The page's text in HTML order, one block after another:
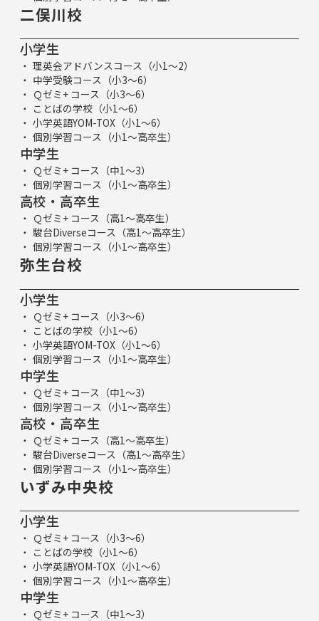
二俣川校
小学生
理英会アドバンスコース（小1～2）
中学受験コース（小3～6）
Ｑゼミ+ コース（小3～6）
ことばの学校（小1～6）
小学英語YOM-TOX（小1～6）
個別学習コース（小1～高卒生）
中学生
Ｑゼミ+ コース（中1～3）
個別学習コース（小1～高卒生）
高校・高卒生
Ｑゼミ+ コース（高1～高卒生）
駿台Diverseコース（高1～高卒生）
個別学習コース（小1～高卒生）
弥生台校
小学生
Ｑゼミ+ コース（小3～6）
ことばの学校（小1～6）
小学英語YOM-TOX（小1～6）
個別学習コース（小1～高卒生）
中学生
Ｑゼミ+ コース（中1～3）
個別学習コース（小1～高卒生）
高校・高卒生
Ｑゼミ+ コース（高1～高卒生）
駿台Diverseコース（高1～高卒生）
個別学習コース（小1～高卒生）
いずみ中央校
小学生
Ｑゼミ+ コース（小3～6）
ことばの学校（小1～6）
小学英語YOM-TOX（小1～6）
個別学習コース（小1～高卒生）
中学生
Ｑゼミ+ コース（中1～3）